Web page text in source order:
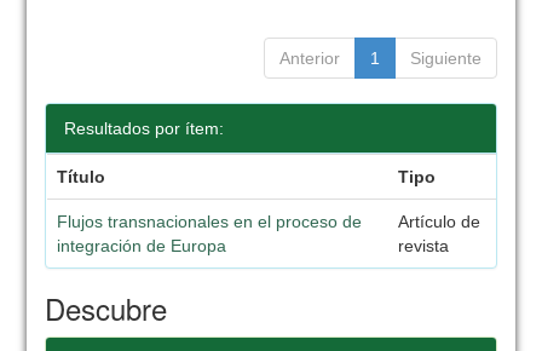
Anterior 1 Siguiente
Resultados por ítem:
Título Tipo
Flujos transnacionales en el proceso de
integración de Europa
Artículo de
revista
Descubre